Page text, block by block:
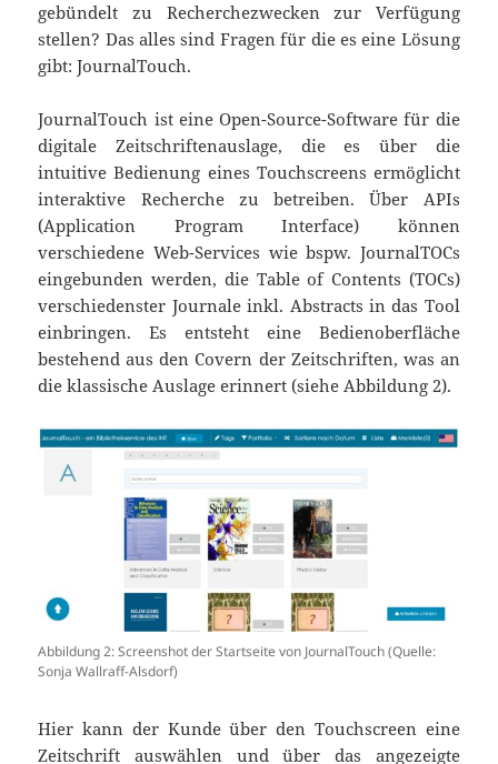
gebündelt zu Recherchezwecken zur Verfügung
stellen? Das alles sind Fragen für die es eine Lösung
gibt: JournalTouch.
JournalTouch ist eine Open-Source-Software für die
digitale Zeitschriftenauslage, die es über die
intuitive Bedienung eines Touchscreens ermöglicht
interaktive Recherche zu betreiben. Über APIs
(Application Program Interface) können
verschiedene Web-Services wie bspw. JournalTOCs
eingebunden werden, die Table of Contents (TOCs)
verschiedenster Journale inkl. Abstracts in das Tool
einbringen. Es entsteht eine Bedienoberfläche
bestehend aus den Covern der Zeitschriften, was an
die klassische Auslage erinnert (siehe Abbildung 2).
Abbildung 2: Screenshot der Startseite von JournalTouch (Quelle:
Sonja Wallraff-Alsdorf)
Hier kann der Kunde über den Touchscreen eine
Zeitschrift auswählen und über das angezeigte